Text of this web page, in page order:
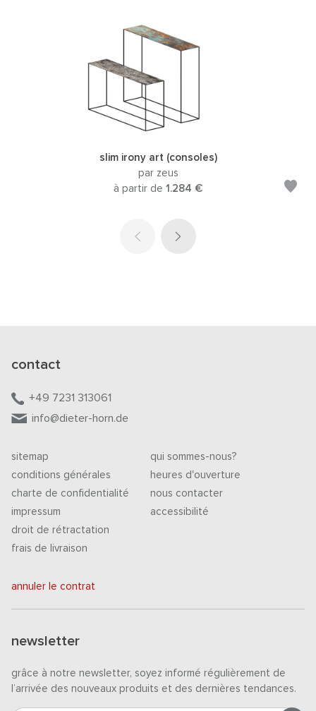
slim irony art (consoles)
par zeus
à partir de 1.284 €
contact
+49 7231 313061
info@dieter-horn.de
sitemap
conditions générales
charte de confidentialité
impressum
droit de rétractation
frais de livraison
qui sommes-nous?
heures d'ouverture
nous contacter
accessibilité
annuler le contrat
newsletter
grâce à notre newsletter, soyez informé régulièrement de
l’arrivée des nouveaux produits et des dernières tendances.